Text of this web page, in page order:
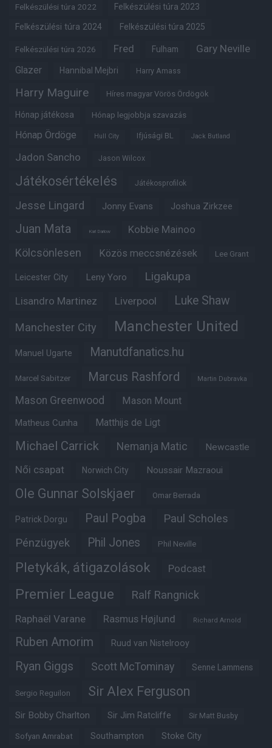
Felkészülési túra 2022 Felkészülési túra 2023
Felkészülési túra 2024 Felkészülési túra 2025
Felkészülési túra 2026 Fred Fulham Gary Neville
Glazer Hannibal Mejbri Harry Amass
Harry Maguire Híres magyar Vörös Ördögök
Hónap játékosa Hónap legjobbja szavazás
Hónap Ördöge Hull City Ifjúsági BL Jack Butland
Jadon Sancho Jason Wilcox
Játékosértékelés Játékosprofilok
Jesse Lingard Jonny Evans Joshua Zirkzee
Juan Mata Karl Darlow Kobbie Mainoo
Kölcsönlesen Közös meccsnézések Lee Grant
Leicester City Leny Yoro Ligakupa
Lisandro Martinez Liverpool Luke Shaw
Manchester City Manchester United
Manuel Ugarte Manutdfanatics.hu
Marcel Sabitzer Marcus Rashford Martin Dubravka
Mason Greenwood Mason Mount
Matheus Cunha Matthijs de Ligt
Michael Carrick Nemanja Matic Newcastle
Női csapat Norwich City Noussair Mazraoui
Ole Gunnar Solskjaer Omar Berrada
Patrick Dorgu Paul Pogba Paul Scholes
Pénzügyek Phil Jones Phil Neville
Pletykák, átigazolások Podcast
Premier League Ralf Rangnick
Raphaël Varane Rasmus Højlund Richard Arnold
Ruben Amorim Ruud van Nistelrooy
Ryan Giggs Scott McTominay Senne Lammens
Sergio Reguilon Sir Alex Ferguson
Sir Bobby Charlton Sir Jim Ratcliffe Sir Matt Busby
Sofyan Amrabat Southampton Stoke City